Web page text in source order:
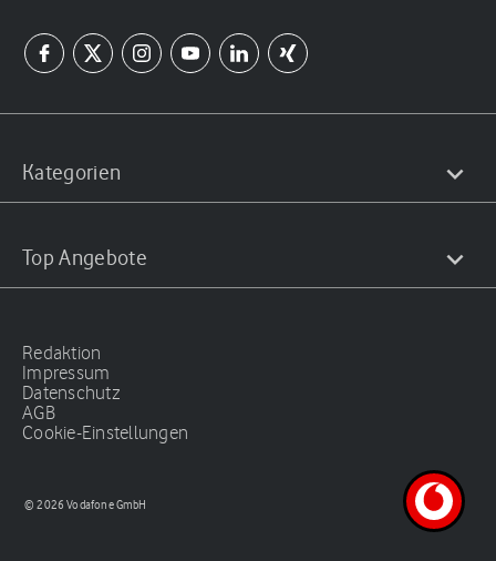
Kategorien
Top Angebote
Redaktion
Impressum
Datenschutz
AGB
Cookie-Einstellungen
© 2026 Vodafone GmbH